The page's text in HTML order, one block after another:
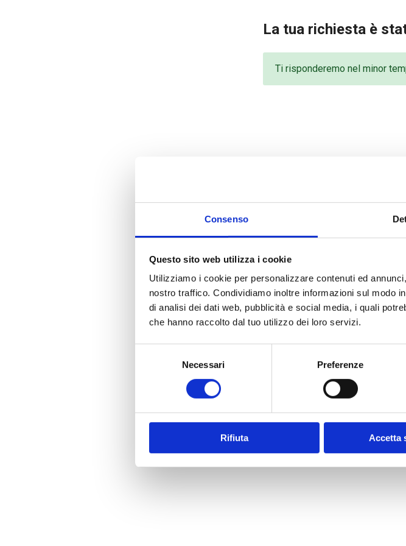
Consenso
Questo sito web utilizza i cookie
Utilizziamo i cookie per personalizzare contenuti ed
nostro traffico. Condividiamo inoltre informazioni sul modo
di analisi dei dati web, pubblicità e social media, i quali
che hanno raccolto dal tuo utilizzo dei loro servizi.
Necessari Preferenze
Rifiuta Accetta
La tua richiesta è
Ti risponderemo nel minor